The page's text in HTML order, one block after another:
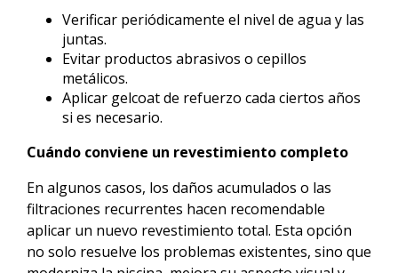
Verificar periódicamente el nivel de agua y las
juntas.
Evitar productos abrasivos o cepillos
metálicos.
Aplicar gelcoat de refuerzo cada ciertos años
si es necesario.
Cuándo conviene un revestimiento completo
En algunos casos, los daños acumulados o las
filtraciones recurrentes hacen recomendable
aplicar un nuevo revestimiento total. Esta opción
no solo resuelve los problemas existentes, sino que